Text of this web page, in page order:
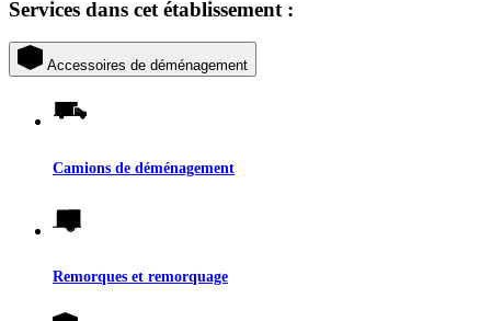
Services dans cet établissement :
Accessoires de déménagement
Camions de déménagement
Remorques et remorquage